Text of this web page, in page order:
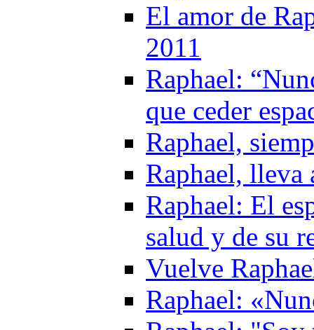
El amor de
2011
Raphael:
que ceder
Raphael,
Raphael, lleva
Raphael: El
salud y de su
Vuelve
Raphael: